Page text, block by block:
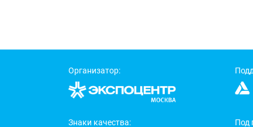
Организатор:
Знаки качества: Под